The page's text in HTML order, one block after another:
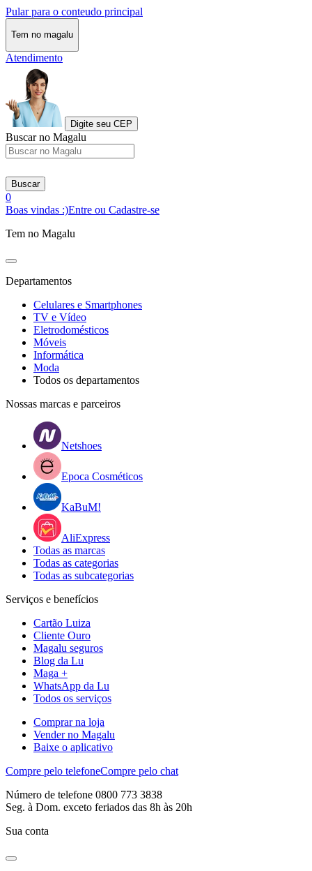
Pular para o conteudo principal
Tem no magalu
Atendimento
Digite seu CEP
Buscar no Magalu
Buscar
0
Boas vindas :)Entre ou Cadastre-se
Tem no Magalu
Departamentos
Celulares e Smartphones
TV e Vídeo
Eletrodomésticos
Móveis
Informática
Moda
Todos os departamentos
Nossas marcas e parceiros
Netshoes
Epoca Cosméticos
KaBuM!
AliExpress
Todas as marcas
Todas as categorias
Todas as subcategorias
Serviços e benefícios
Cartão Luiza
Cliente Ouro
Magalu seguros
Blog da Lu
Maga +
WhatsApp da Lu
Todos os serviços
Comprar na loja
Vender no Magalu
Baixe o aplicativo
Compre pelo telefoneCompre pelo chat
Número de telefone 0800 773 3838
Seg. à Dom. exceto feriados das 8h às 20h
Sua conta